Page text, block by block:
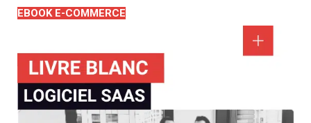
EBOOK E-COMMERCE